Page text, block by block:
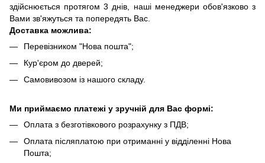
здійснюється протягом 3 днів, наші менеджери обов'язково з
Вами зв'яжуться та попередять Вас.
Доставка можлива:
Перевізником "Нова пошта";
Кур'єром до дверей;
Самовивозом із нашого складу.
Ми приймаємо платежі у зручній для Вас формі:
Оплата з безготівкового розрахунку з ПДВ;
Оплата післяплатою при отриманні у відділенні Нова
Пошта;